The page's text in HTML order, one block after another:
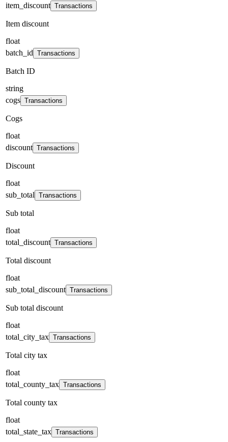
item_discount Transactions
Item discount
float
batch_id Transactions
Batch ID
string
cogs Transactions
Cogs
float
discount Transactions
Discount
float
sub_total Transactions
Sub total
float
total_discount Transactions
Total discount
float
sub_total_discount Transactions
Sub total discount
float
total_city_tax Transactions
Total city tax
float
total_county_tax Transactions
Total county tax
float
total_state_tax Transactions